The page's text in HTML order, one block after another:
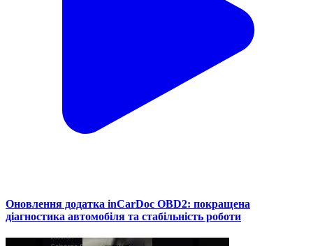
Оновлення додатка inCarDoc OBD2: покращена
діагностика автомобіля та стабільність роботи